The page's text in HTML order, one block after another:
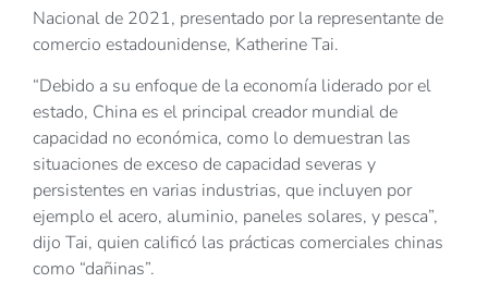
Nacional de 2021, presentado por la representante de
comercio estadounidense, Katherine Tai.
“Debido a su enfoque de la economía liderado por el
estado, China es el principal creador mundial de
capacidad no económica, como lo demuestran las
situaciones de exceso de capacidad severas y
persistentes en varias industrias, que incluyen por
ejemplo el acero, aluminio, paneles solares, y pesca”,
dijo Tai, quien calificó las prácticas comerciales chinas
como “dañinas”.